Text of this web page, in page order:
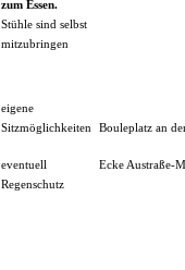
zum Essen.
Stühle sind selbst
mitzubringen
eigene
Sitzmöglichkeiten
eventuell
Regenschutz
Bouleplatz an
Ecke Austraße-